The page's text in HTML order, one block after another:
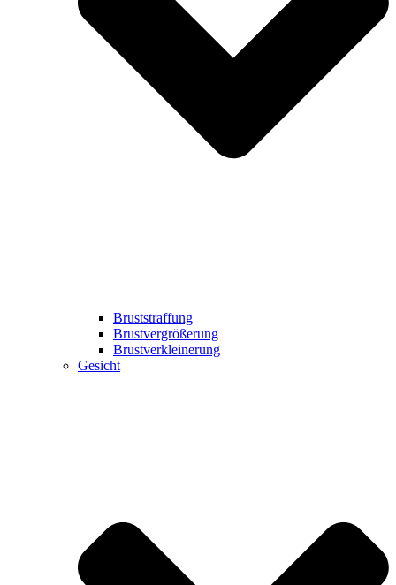
Bruststraffung
Brustvergrößerung
Brustverkleinerung
Gesicht